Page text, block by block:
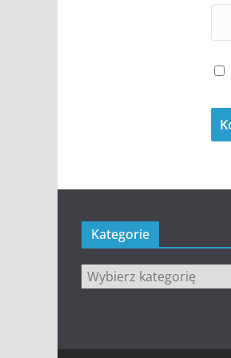
Kategorie
Kategorie